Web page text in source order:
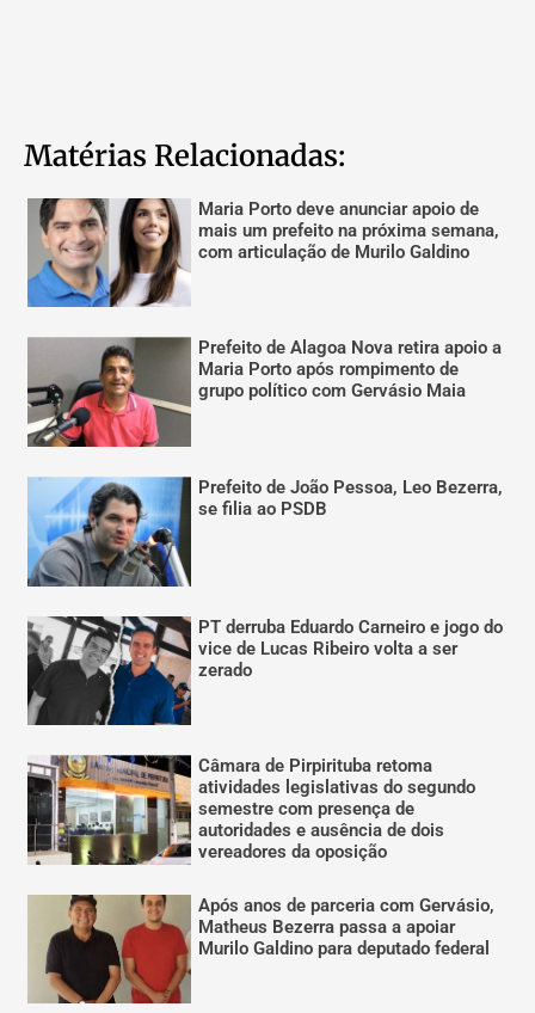
Matérias Relacionadas:
Maria Porto deve anunciar apoio de
mais um prefeito na próxima semana,
com articulação de Murilo Galdino
Prefeito de Alagoa Nova retira apoio a
Maria Porto após rompimento de
grupo político com Gervásio Maia
Prefeito de João Pessoa, Leo Bezerra,
se filia ao PSDB
PT derruba Eduardo Carneiro e jogo do
vice de Lucas Ribeiro volta a ser
zerado
Câmara de Pirpirituba retoma
atividades legislativas do segundo
semestre com presença de
autoridades e ausência de dois
vereadores da oposição
Após anos de parceria com Gervásio,
Matheus Bezerra passa a apoiar
Murilo Galdino para deputado federal